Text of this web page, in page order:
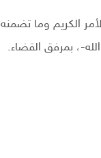
الكريم وما تضمنه
، بمرفق القضاء.